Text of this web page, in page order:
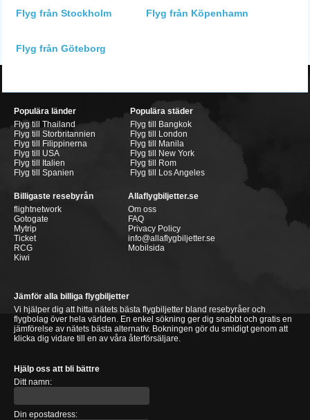
Flyg från Stockholm Flyg från Köpenhamn
Flyg från Göteborg
Populära länder
Flyg till Thailand
Flyg till Storbritannien
Flyg till Filippinerna
Flyg till USA
Flyg till Italien
Flyg till Spanien
Populära städer
Flyg till Bangkok
Flyg till London
Flyg till Manila
Flyg till New York
Flyg till Rom
Flyg till Los Angeles
Billigaste resebyrån
flightnetwork
Gotogate
Mytrip
Ticket
RCG
Kiwi
Allaflygbiljetter.se
Om oss
FAQ
Privacy Policy
info@allaflygbiljetter.se
Mobilsida
Jämför alla billiga flygbiljetter
Vi hjälper dig att hitta nätets bästa flygbiljetter bland resebyråer och
flygbolag över hela världen. En enkel sökning ger dig snabbt och gratis en
jämförelse av nätets bästa alternativ. Bokningen gör du smidigt genom att
klicka dig vidare till en av våra återförsäljare.
Hjälp oss att bli bättre
Ditt namn:
Din epostadress: